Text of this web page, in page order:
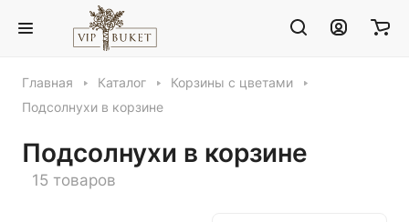
Главная Каталог
Корзины с цветами
Подсолнухи в корзине
Подсолнухи в корзине
15 товаров